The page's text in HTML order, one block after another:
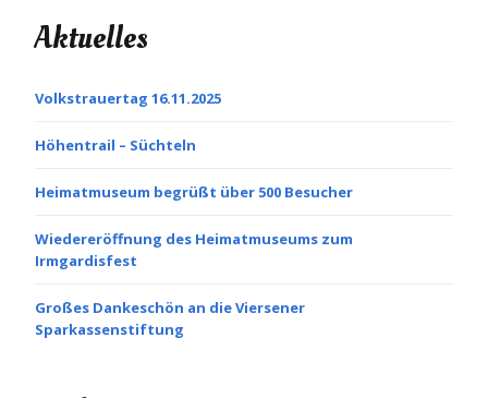
Aktuelles
Volkstrauertag 16.11.2025
Höhentrail – Süchteln
Heimatmuseum begrüßt über 500 Besucher
Wiedereröffnung des Heimatmuseums zum
Irmgardisfest
Großes Dankeschön an die Viersener
Sparkassenstiftung